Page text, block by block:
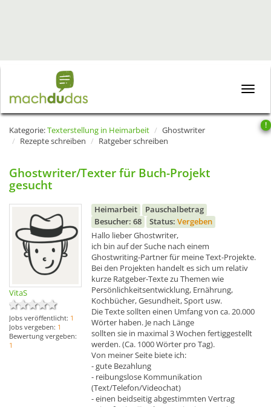
Toggle
!
Kategorie:Texterstellung in Heimarbeit
Ghostwriter
Rezepte schreiben
Ratgeber schreiben
Ghostwriter/Texter für Buch-Projekt
gesucht
VitaS
Jobs veröffentlicht: 1
Jobs vergeben: 1
Bewertung vergeben:
1
Heimarbeit
Pauschalbetrag
Besucher: 68
Status: Vergeben
Hallo lieber Ghostwriter,
ich bin auf der Suche nach einem
Ghostwriting-Partner für meine Text-Projekte.
Bei den Projekten handelt es sich um relativ
kurze Ratgeber-Texte zu Themen wie
Persönlichkeitsentwicklung, Ernährung,
Kochbücher, Gesundheit, Sport usw.
Die Texte sollten einen Umfang von ca. 20.000
Wörter haben. Je nach Länge
sollten sie in maximal 3 Wochen fertiggestellt
werden. (Ca. 1000 Wörter pro Tag).
Von meiner Seite biete ich:
- gute Bezahlung
- reibungslose Kommunikation
(Text/Telefon/Videochat)
- einen beidseitig abgestimmten Vertrag